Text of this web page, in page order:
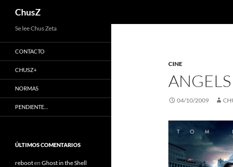
Saltar
al
contenido
ChusZ
CINE
04/10/2009
Se lee Chus Zeta
CONTACTO
CHUSZ+
NORMAS
PENDIENTE…
ÚLTIMOS COMENTARIOS
rebooten Ghost in the Shell